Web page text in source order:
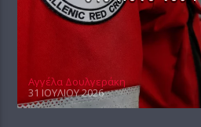
Αγγέλα Δουλγεράκη
31 ΙΟΥΛΊΟΥ 2026